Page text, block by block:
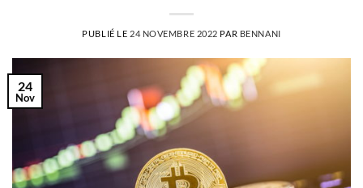
PUBLIÉ LE 24 NOVEMBRE 2022 PAR BENNANI
24
Nov